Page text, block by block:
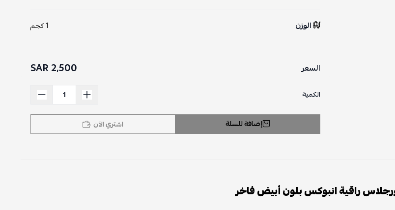
الوزن 1 كجم
السعر 2,500 SAR
الكمية
إضافة للسلة اشتري الآن
راقية انبوكس بلون أبيض فاخر